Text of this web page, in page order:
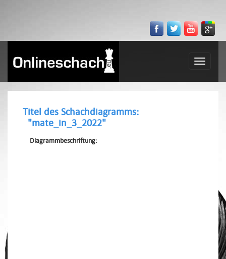
Toggle
Titel des Schachdiagramms:
"mate_in_3_2022"
Diagrammbeschriftung: